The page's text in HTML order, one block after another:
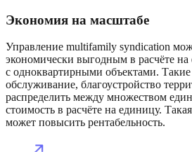
Экономия на масштабе
Управление multifamily syndication
экономически выгодным в расчёте
с одноквартирными объектами.
обслуживание, благоустройство
распределить между множеством
стоимость в расчёте на единицу.
может повысить рентабельность.